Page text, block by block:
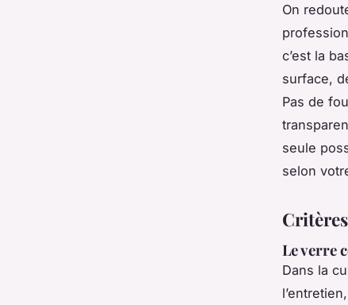
On
c’est la
surface,
Pas de
seule
selon
Le verre
Dans la